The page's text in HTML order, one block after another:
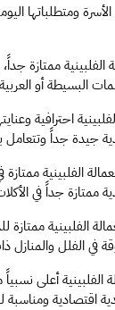
البسيطة أو
جيدة جداً
ممتازة جداً في
في الفلل
اقتصادية